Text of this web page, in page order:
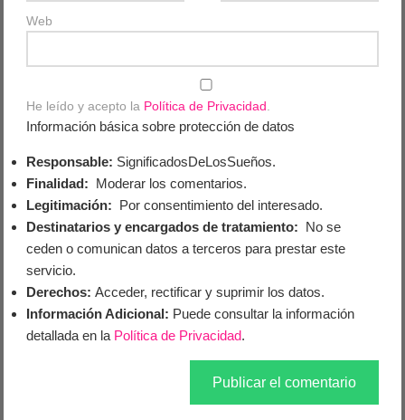
Web
He leído y acepto la Política de Privacidad
Información básica sobre protección de datos
Responsable: SignificadosDeLosSueños.
Finalidad: Moderar los comentarios.
Legitimación: Por consentimiento del interesado.
Destinatarios y encargados de tratamiento: No se
ceden o comunican datos a terceros para prestar este
servicio.
Derechos: Acceder, rectificar y suprimir los datos.
Información Adicional: Puede consultar la información
detallada en la Política de Privacidad.